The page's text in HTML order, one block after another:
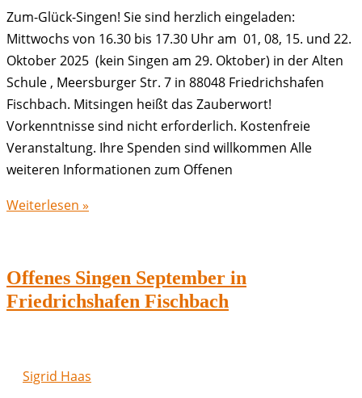
Zum-Glück-Singen! Sie sind herzlich eingeladen:
Mittwochs von 16.30 bis 17.30 Uhr am 01, 08, 15. und 22.
Oktober 2025 (kein Singen am 29. Oktober) in der Alten
Schule , Meersburger Str. 7 in 88048 Friedrichshafen
Fischbach. Mitsingen heißt das Zauberwort!
Vorkenntnisse sind nicht erforderlich. Kostenfreie
Veranstaltung. Ihre Spenden sind willkommen Alle
weiteren Informationen zum Offenen
Offenes
in
Friedrichshafen
Fischbach
Weiterlesen »
Offenes Singen September in
Friedrichshafen Fischbach
Sigrid Haas